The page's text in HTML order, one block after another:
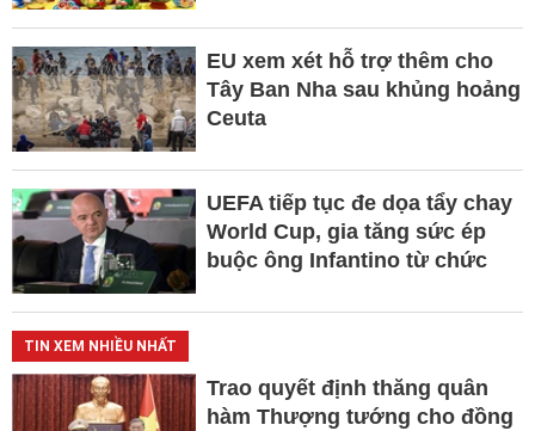
EU xem xét hỗ trợ thêm cho
Tây Ban Nha sau khủng hoảng
Ceuta
UEFA tiếp tục đe dọa tẩy chay
World Cup, gia tăng sức ép
buộc ông Infantino từ chức
TIN XEM NHIỀU NHẤT
Trao quyết định thăng quân
hàm Thượng tướng cho đồng